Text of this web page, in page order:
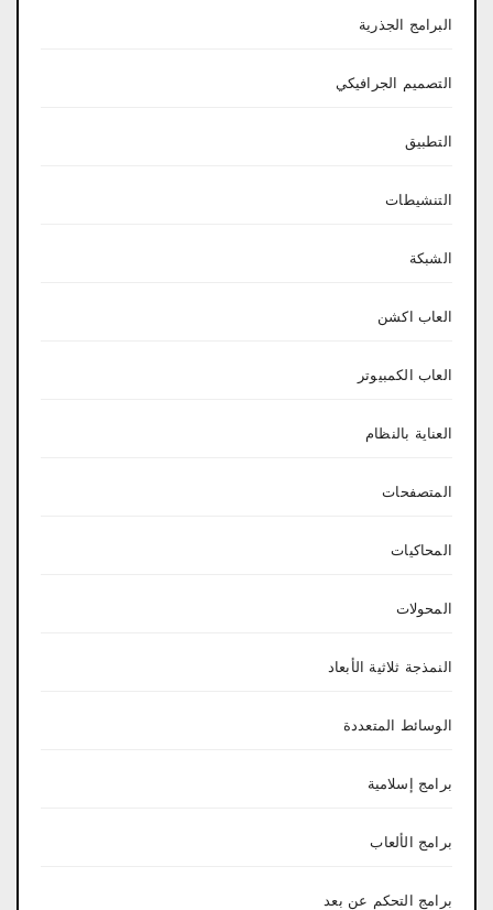
البرامج الجذرية
التصميم الجرافيكي
التطبيق
التنشيطات
الشبكة
العاب اكشن
العاب الكمبيوتر
العناية بالنظام
المتصفحات
المحاكيات
المحولات
النمذجة ثلاثية الأبعاد
الوسائط المتعددة
برامج إسلامية
برامج الألعاب
برامج التحكم عن بعد